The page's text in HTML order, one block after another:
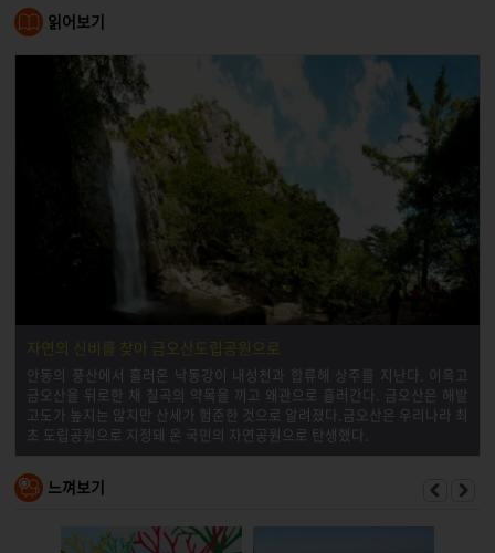
읽어보기
자연의 신비를 찾아 금오산도립공원으로
안동의 풍산에서 흘러온 낙동강이 내성천과 합류해 상주를 지난다. 이윽고
금오산을 뒤로한 채 칠곡의 약목을 끼고 왜관으로 흘러간다. 금오산은 해발
고도가 높지는 않지만 산세가 험준한 것으로 알려졌다.금오산은 우리나라 최
초 도립공원으로 지정돼 온 국민의 자연공원으로 탄생했다.
느껴보기